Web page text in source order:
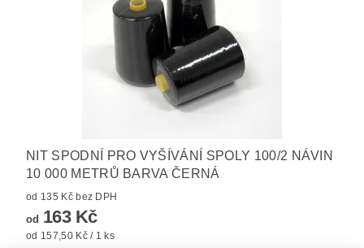
NIT SPODNÍ PRO VYŠÍVÁNÍ SPOLY 100/2 NÁVIN
10 000 METRŮ BARVA ČERNÁ
od 135 Kč bez DPH
od 163 Kč
od 157,50 Kč / 1 ks